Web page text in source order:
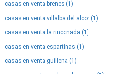
casas en venta brenes (1)
casas en venta villalba del alcor (1)
casas en venta la rinconada (1)
casas en venta espartinas (1)
casas en venta guillena (1)